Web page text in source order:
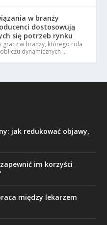
w branży
dostosowują
się potrzeb rynku
w branży, którego rola
dynamicznych …
jak redukować objawy,
im korzyści
między lekarzem